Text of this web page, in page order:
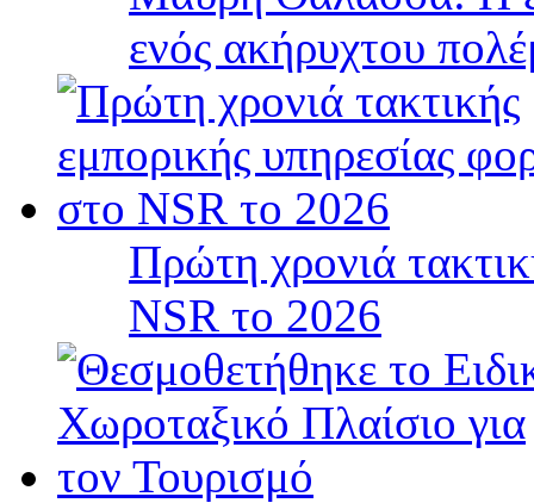
ενός ακήρυχτου
Πρώτη χρονιά
NSR το 2026